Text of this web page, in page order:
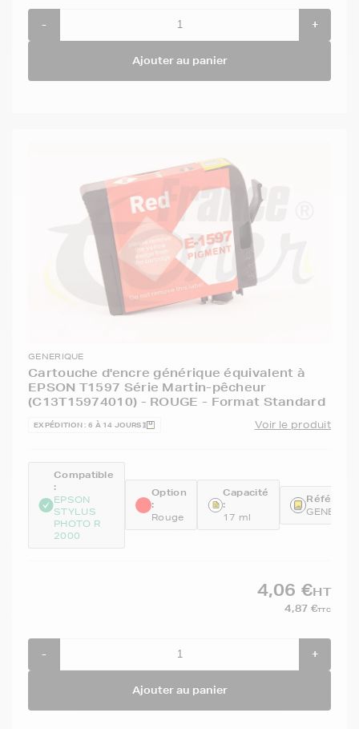
- +
Ajouter au panier
GENERIQUE
Cartouche d'encre générique équivalent à
EPSON T1597 Série Martin-pêcheur
(C13T15974010) - ROUGE - Format Standard
EXPÉDITION : 6 À 14 JOURS Voir le produit
Compatible
:
EPSON
STYLUS
PHOTO R
2000
Option
:
Rouge
Capacité
:
17 ml
4,06 €HT
4,87 €TTC
- +
Ajouter au panier